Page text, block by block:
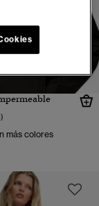
más colores